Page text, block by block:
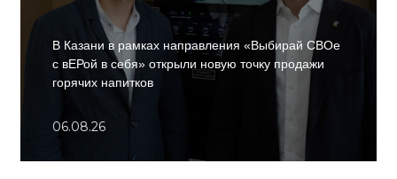
В Казани в рамках направления «Выбирай СВОе
с вЕРой в себя» открыли новую точку продажи
горячих напитков
06.08.26